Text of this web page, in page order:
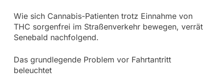
Wie sich Cannabis-Patienten trotz Einnahme von
THC sorgenfrei im Straßenverkehr bewegen, verrät
Senebald nachfolgend.
Das grundlegende Problem vor Fahrtantritt
beleuchtet